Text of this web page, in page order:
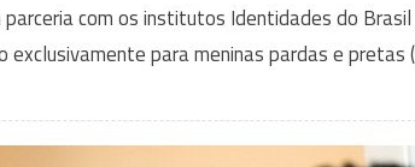
com os institutos Identidades do
para meninas pardas e pretas